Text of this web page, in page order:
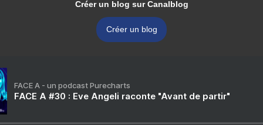
Créer un blog sur Canalblog
Créer un blog
FACE A - un podcast Purecharts
FACE A #30 : Eve Angeli raconte "Avant de partir"